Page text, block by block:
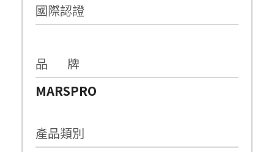
國際認證
品 牌
MARSPRO
產品類別